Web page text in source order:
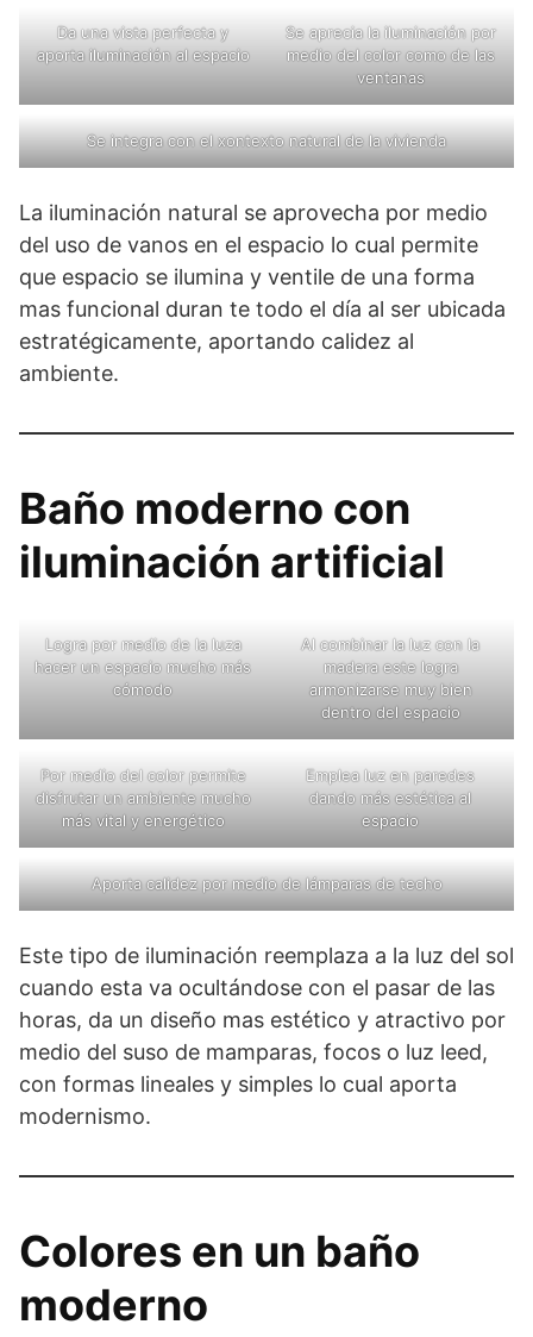
Da una vista perfecta y
aporta iluminación al espacio
Se aprecia la iluminación por
medio del color como de las
ventanas
Se integra con el xontexto natural de la vivienda
La iluminación natural se aprovecha por medio
del uso de vanos en el espacio lo cual permite
que espacio se ilumina y ventile de una forma
mas funcional duran te todo el día al ser ubicada
estratégicamente, aportando calidez al
ambiente.
Baño moderno con
iluminación artificial
Logra por medio de la luza
hacer un espacio mucho más
cómodo
Al combinar la luz con la
madera este logra
armonizarse muy bien
dentro del espacio
Por medio del color permite
disfrutar un ambiente mucho
más vital y energético
Emplea luz en paredes
dando más estética al
espacio
Aporta calidez por medio de lámparas de techo
Este tipo de iluminación reemplaza a la luz del sol
cuando esta va ocultándose con el pasar de las
horas, da un diseño mas estético y atractivo por
medio del suso de mamparas, focos o luz leed,
con formas lineales y simples lo cual aporta
modernismo.
Colores en un baño
moderno